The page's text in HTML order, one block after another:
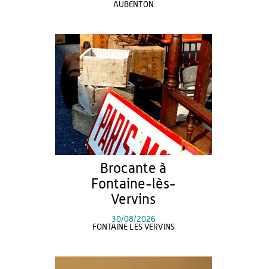
AUBENTON
Brocante à
Fontaine-lès-
Vervins
30/08/2026
FONTAINE LES VERVINS